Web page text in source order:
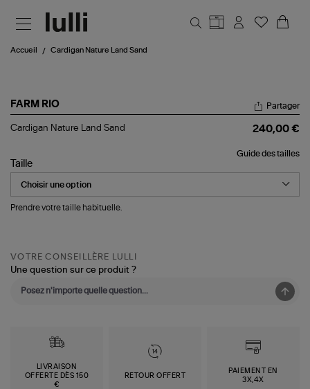
Accueil Cardigan Nature Land Sand
FARM RIO
Cardigan
Sand
Partager
Cardigan Nature Land Sand 240,00 €
Guide des tailles
Taille
Prendre votre taille habituelle.
VOTRE CONSEILLÈRE LULLI
Une question sur ce produit ?
LIVRAISON
OFFERTE DÈS 150
€
RETOUR OFFERT
PAIEMENT EN
3X,4X